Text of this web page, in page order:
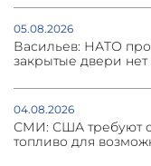
05.08.2026
Васильев: НАТО
закрытые двери
04.08.2026
СМИ: США требуют
топливо для